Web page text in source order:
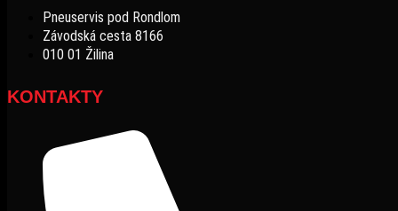
Pneuservis pod Rondlom
Závodská cesta 8166
010 01 Žilina
KONTAKTY